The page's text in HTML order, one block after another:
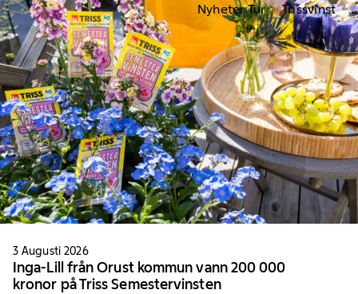
Nyheter Tur Trissvinst
3 Augusti 2026
Inga-Lill från Orust kommun vann 200 000
kronor på Triss Semestervinsten